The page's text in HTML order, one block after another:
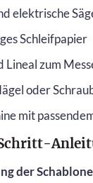
elektrische
Schleifpapier
Lineal zum
oder
mit
der